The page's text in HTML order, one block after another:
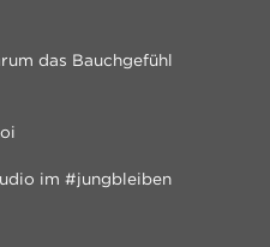
das Bauchgefühl
im #jungbleiben